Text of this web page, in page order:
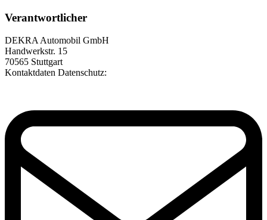
Verantwortlicher
DEKRA Automobil GmbH
Handwerkstr. 15
70565 Stuttgart
Kontaktdaten Datenschutz: